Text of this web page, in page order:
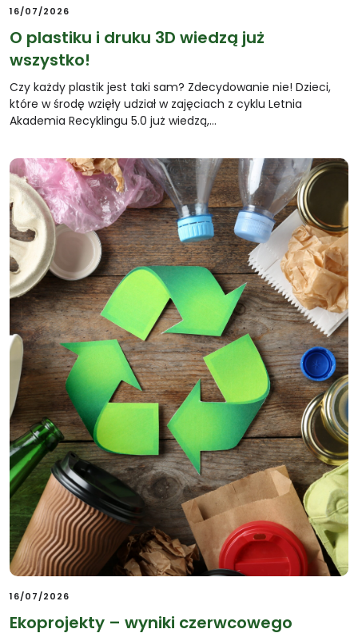
16/07/2026
O plastiku i druku 3D wiedzą już
wszystko!
Czy każdy plastik jest taki sam? Zdecydowanie nie! Dzieci,
które w środę wzięły udział w zajęciach z cyklu Letnia
Akademia Recyklingu 5.0 już wiedzą,…
16/07/2026
Ekoprojekty – wyniki czerwcowego